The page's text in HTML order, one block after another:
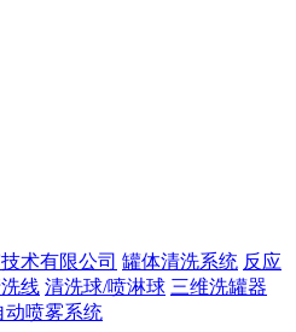
术有限公司 罐体清洗系统 反应
线 清洗球/喷淋球 三维洗罐器
动喷雾系统